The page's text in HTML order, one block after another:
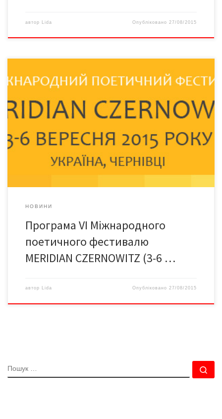
автор Lida Опубліковано 27/08/2015
Театральна, 5, 3-й поверх) 18:00-20:30: Молодіжна сцена
фестивалю: Юлія Стахівська, Заза Пауалішвілі, Лесик Панасюк,
Юрій Матевощук, Вано Крюгер, Андрій Тужиков, Марина
Однорог, Іванна Стеф’юк, Ірина Лазоревич, Дмитро Казаков,
Аліна Довженко. Костел Пречистого Серця Ісуса (вул. […]
НОВИНИ
Програма VI Міжнародного
поетичного фестивалю
MERIDIAN CZERNOWITZ (3-6 …
автор Lida Опубліковано27/08/2015
ПОШУК